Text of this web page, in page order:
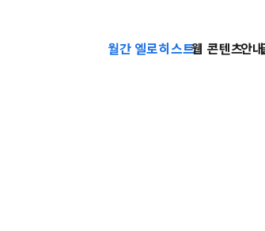
월간 엘로히스트웹 콘텐츠안내